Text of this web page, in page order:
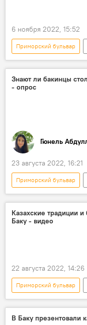
6 ноября 2022, 15:52
Приморский бульвар
забег
Знают ли бакинцы
- опрос
Гюнель
23 августа 2022, 16:21
Приморский бульвар
Опрос
Казахские традиции
Баку - видео
22 августа 2022, 14:26
Приморский бульвар
Баку
Культура
Дипломатические
В Баку презентовали